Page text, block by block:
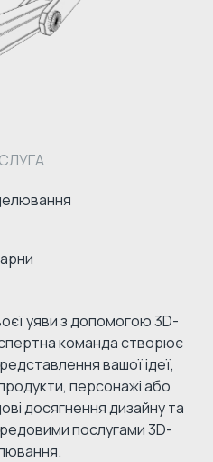
уяви з допомогою 3D-
команда створює
вашої ідеї,
персонажі або
досягнення дизайну та
послугами 3D-